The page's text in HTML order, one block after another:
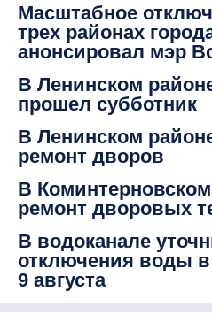
Масштабное
трех районах
анонсировал мэр
В Ленинском
прошел субботник
В Ленинском
ремонт дворов
В
ремонт дворовых
В водоканале
отключения воды
9 августа